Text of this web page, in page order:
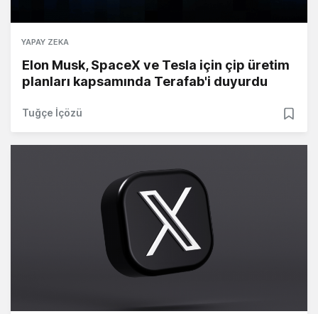
YAPAY ZEKA
Elon Musk, SpaceX ve Tesla için çip üretim
planları kapsamında Terafab'i duyurdu
Tuğçe İçözü